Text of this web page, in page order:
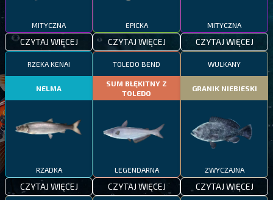
MITYCZNA
CZYTAJ WIĘCEJ
EPICKA
CZYTAJ WIĘCEJ
MITYCZNA
CZYTAJ WIĘCEJ
RZEKA KENAI
NELMA
RZADKA
CZYTAJ WIĘCEJ
TOLEDO BEND
SUM BŁĘKITNY Z
TOLEDO
LEGENDARNA
CZYTAJ WIĘCEJ
WULKANY
GRANIK NIEBIESKI
ZWYCZAJNA
CZYTAJ WIĘCEJ